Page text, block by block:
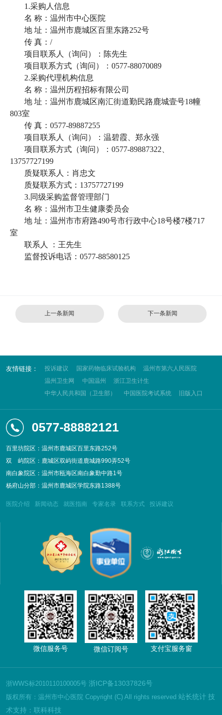
1.采购人信息
名 称：温州市中心医院
地 址：温州市鹿城区百里东路252号
传 真： /
项目联系人（询问）：陈先生
项目联系方式（询问）： 0577-88070089
2.采购代理机构信息
名 称：温州历程招标有限公司
地 址：温州市鹿城区南汇街道勤民路鹿城壹号18幢
803室
传 真： 0577-89887255
项目联系人（询问）：温碧霞、郑永强
项目联系方式（询问）： 0577-89887322、
13757727199
质疑联系人：肖忠文
质疑联系方式： 13757727199
3.同级采购监督管理部门
名 称：温州市卫生健康委员会
地 址：温州市市府路490号市行政中心18号楼7楼717
室
联系人
：王先生
监督投诉电话： 0577-88580125
上一条新闻 下一条新闻
友情链接： 投诉建议 国家药物临床试验机构
温州市第六人民医院
温州卫生网
中国温州
浙江卫生计生
中华人民共和国（卫生部）
中国医院考试系统 旧版入口
0577-88882121
百里坊院区：温州市鹿城区百里东路252号
双
屿院区：鹿城区双屿街道鹿城路990弄52号
南白象院区：温州市瓯海区南白象勤中路1号
杨府山分部：温州市鹿城区学院东路1388号
医院介绍 新闻动态 就医指南 专家名录 联系方式 投诉建议
微信服务号 微信订阅号 支付宝服务窗
浙WWS标2010110100005号 浙ICP备13037826号
版权所有：温州市中心医院 Copyright (C) All rights reserved 站长统计 技
术支持：联科科技